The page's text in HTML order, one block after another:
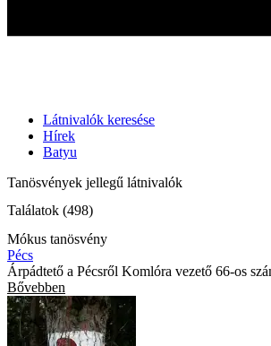
Látnivalók keresése
Hírek
Batyu
Tanösvények jellegű látnivalók
Találatok (498)
Mókus tanösvény
Pécs
Árpádtető a Pécsről Komlóra vezető 66-os
Bővebben